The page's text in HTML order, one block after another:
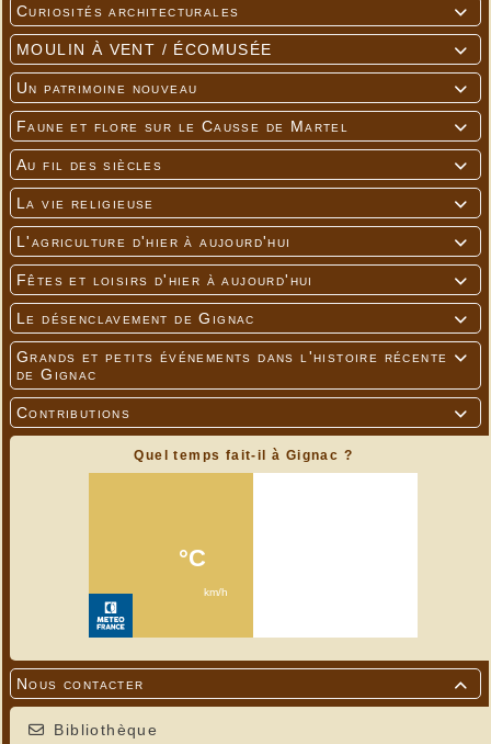

Curiosités architecturales

MOULIN À VENT / ÉCOMUSÉE

Un patrimoine nouveau

Faune et flore sur le Causse de Martel

Au fil des siècles

La vie religieuse

L'agriculture d'hier à aujourd'hui

Fêtes et loisirs d'hier à aujourd'hui

Le désenclavement de Gignac

Grands et petits événements dans l'histoire récente
de Gignac

Contributions
Quel temps fait-il à Gignac ?

Nous contacter
Bibliothèque